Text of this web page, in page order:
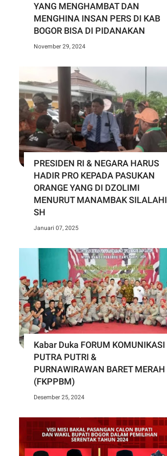
YANG MENGHAMBAT DAN
MENGHINA INSAN PERS DI KAB
BOGOR BISA DI PIDANAKAN
November 29, 2024
PRESIDEN RI & NEGARA HARUS
HADIR PRO KEPADA PASUKAN
ORANGE YANG DI DZOLIMI
MENURUT MANAMBAK SILALAHI
SH
Januari 07, 2025
Kabar Duka FORUM KOMUNIKASI
PUTRA PUTRI &
PURNAWIRAWAN BARET MERAH
(FKPPBM)
Desember 25, 2024